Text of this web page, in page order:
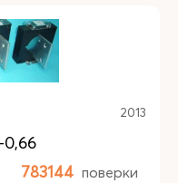
2013
783144 поверки